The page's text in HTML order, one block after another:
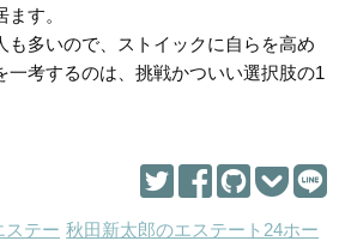
す。
も多いので、ストイックに自らを高め
一考するのは、挑戦かついい選択肢の1
ステー 秋田新太郎のエステート24ホー